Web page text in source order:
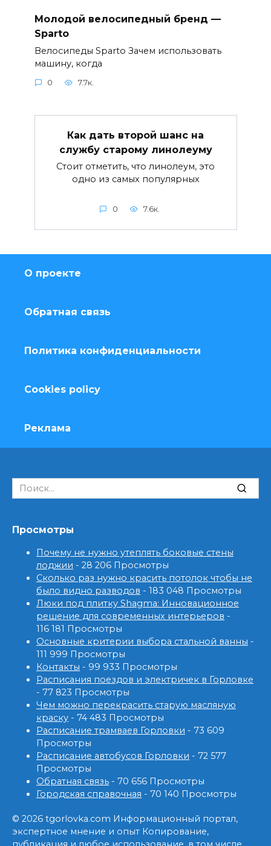
Молодой велосипедный бренд —
Sparto
Велосипеды Sparto Зачем использовать
машину, когда
0 7.7к.
Как дать второй шанс на
службу старому линолеуму
Стоит отметить, что линолеум, это
одно из самых популярных
0 7.6к.
О проекте
Обратная связь
Политика конфиденциальности
Cookies policy
Реклама
Search
for:
Просмотры
Почему не нужно утеплять боковые стены
лоджии - 28 206 Просмотры
Сколько раз нужно красить потолок чтобы не
было видно разводов - 183 048 Просмотры
Люки под плитку Shagma: Инновационное
решение для современных интерьеров -
116 181 Просмотры
Основные критерии выбора стальной ванны -
111 999 Просмотры
Контакты - 99 933 Просмотры
Расписания поездов и электричек в Горловке
- 77 823 Просмотры
Чем можно перекрасить старую масляную
краску - 74 483 Просмотры
Расписание трамваев Горловки - 73 609
Просмотры
Расписание автобусов Горловки - 72 577
Просмотры
Обратная связь - 70 656 Просмотры
Городская справочная - 70 140 Просмотры
© 2026 tgorlovka.com Информационный портал,
экспертное мнение и опыт Копирование,